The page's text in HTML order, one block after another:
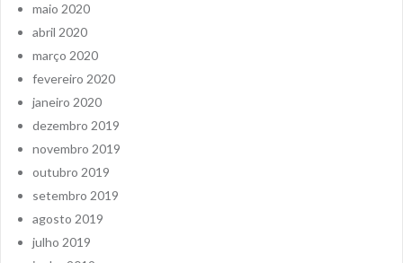
maio 2020
abril 2020
março 2020
fevereiro 2020
janeiro 2020
dezembro 2019
novembro 2019
outubro 2019
setembro 2019
agosto 2019
julho 2019